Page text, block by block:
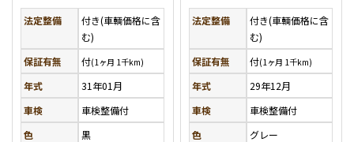
法定整備
付き(車輌価格に含
む)
保証有無
付(1ヶ月 1千km)
年式
31年01月
車検
車検整備付
色
黒
法定整備
付き(車輌価格に含
む)
保証有無
付(1ヶ月 1千km)
年式
29年12月
車検
車検整備付
色
グレー